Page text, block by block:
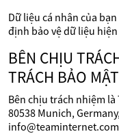
Dữ liệu cá nhân của
định bảo vệ dữ liệu hiện
BÊN CHỊU
TRÁCH BẢO
Bên chịu trách nhiệm
80538 Munich,